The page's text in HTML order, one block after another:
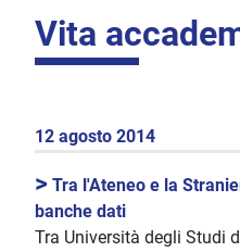
Vita
12 agosto 2014
> Tra l'Ateneo e la
banche dati
Tra Università degli Studi